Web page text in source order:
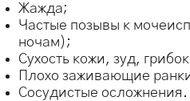
Жажда;
Частые позывы к
ночам);
Сухость кожи, зуд,
Плохо заживающие
Сосудистые осложнения.